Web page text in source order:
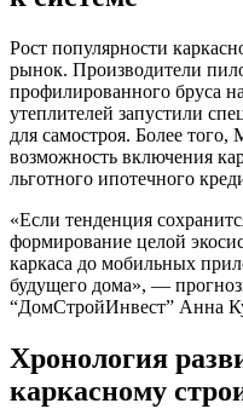
Рост популярности
рынок. Производители
профилированного бруса
утеплителей запустили
для самостроя. Более
возможность включения
льготного ипотечного
«Если тенденция
формирование целой
каркаса до мобильных
будущего дома», —
“ДомСтройИнвест” Анна
Хронология
каркасному